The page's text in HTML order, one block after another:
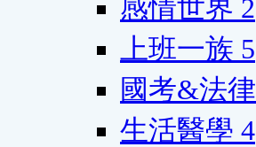
感情世界 2
上班一族 5
國考&法律
生活醫學 4